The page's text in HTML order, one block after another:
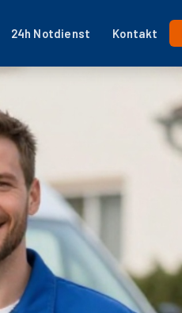
24h Notdienst Kontakt